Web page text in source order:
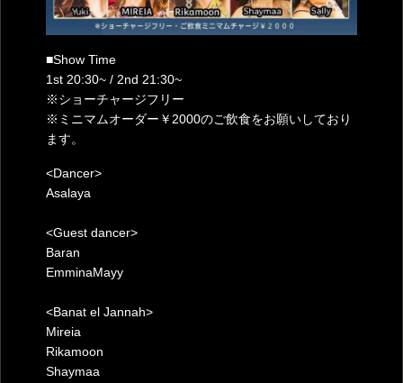
■Show Time
1st 20:30~ / 2nd 21:30~
※ショーチャージフリー
※ミニマムオーダー￥2000のご飲食をお願いしており
ます。
<Dancer>
Asalaya
<Guest dancer>
Baran
EmminaMayy
<Banat el Jannah>
Mireia
Rikamoon
Shaymaa